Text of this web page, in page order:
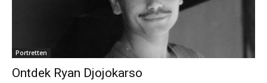
Portretten
Ontdek Ryan Djojokarso